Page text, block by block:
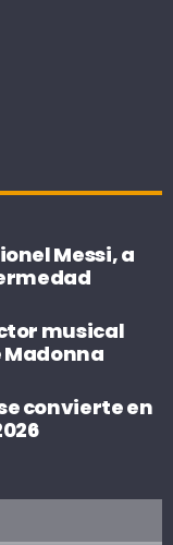
Messi, a
musical
Madonna
convierte en